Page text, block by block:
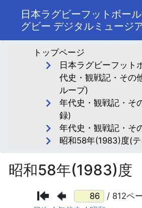
日本ラグビーフットボー
グビー デジタルミュージ
トップページ
日本ラグビーフット
代史・観戦記・その
ループ)
年代史・観戦記・そ
録)
年代史・観戦記・そ
昭和58年(1983)度(
昭和58年(1983)度
/ 812ペ